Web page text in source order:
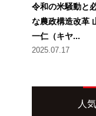
令和の米騒動と
な農政構造改革
一仁（キヤ...
2025.07.17
人